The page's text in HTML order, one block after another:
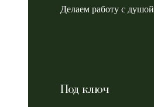
Делаем работу с душой
Под ключ